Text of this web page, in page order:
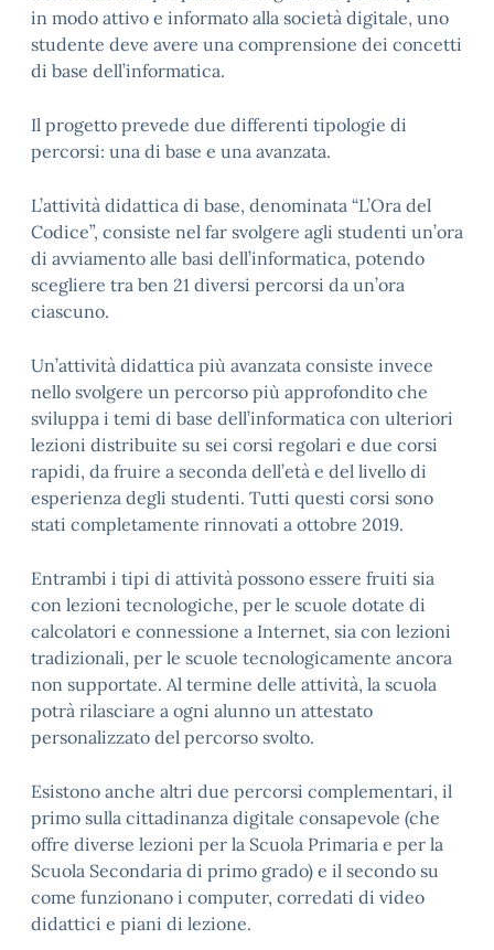
in modo attivo e informato alla società digitale, uno
studente deve avere una comprensione dei concetti
di base dell’informatica.
Il progetto prevede due differenti tipologie di
percorsi: una di base e una avanzata.
L’attività didattica di base, denominata “L’Ora del
Codice”, consiste nel far svolgere agli studenti un’ora
di avviamento alle basi dell’informatica, potendo
scegliere tra ben 21 diversi percorsi da un’ora
ciascuno.
Un’attività didattica più avanzata consiste invece
nello svolgere un percorso più approfondito che
sviluppa i temi di base dell’informatica con ulteriori
lezioni distribuite su sei corsi regolari e due corsi
rapidi, da fruire a seconda dell’età e del livello di
esperienza degli studenti. Tutti questi corsi sono
stati completamente rinnovati a ottobre 2019.
Entrambi i tipi di attività possono essere fruiti sia
con lezioni tecnologiche, per le scuole dotate di
calcolatori e connessione a Internet, sia con lezioni
tradizionali, per le scuole tecnologicamente ancora
non supportate. Al termine delle attività, la scuola
potrà rilasciare a ogni alunno un attestato
personalizzato del percorso svolto.
Esistono anche altri due percorsi complementari, il
primo sulla cittadinanza digitale consapevole (che
offre diverse lezioni per la Scuola Primaria e per la
Scuola Secondaria di primo grado) e il secondo su
come funzionano i computer, corredati di video
didattici e piani di lezione.